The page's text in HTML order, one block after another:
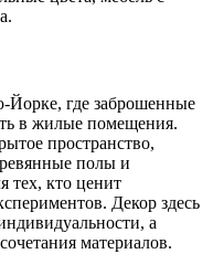
Йорке, где заброшенные
в жилые помещения.
пространство,
полы и
тех, кто ценит
Декор здесь
а
материалов.